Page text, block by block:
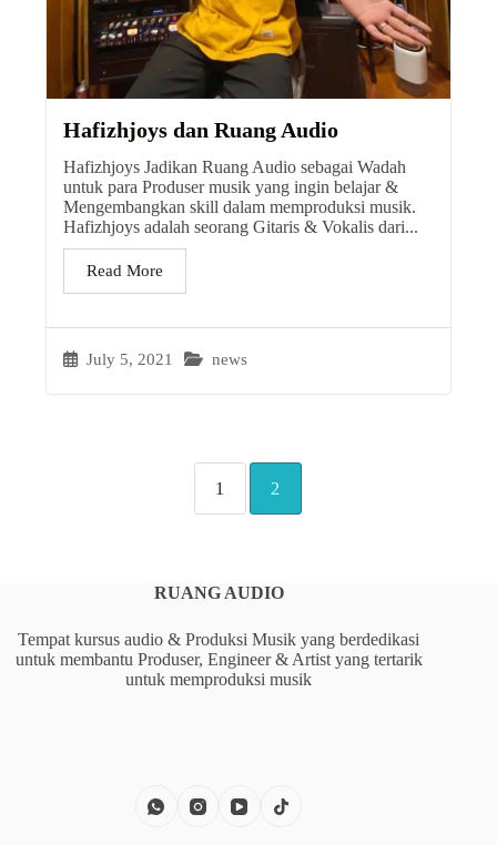
Hafizhjoys dan Ruang Audio
July 5, 2021 news
Hafizhjoys Jadikan Ruang Audio sebagai Wadah
untuk para Produser musik yang ingin belajar &
Mengembangkan skill dalam memproduksi musik.
Hafizhjoys adalah seorang Gitaris & Vokalis dari...
Read More
1 2
RUANG AUDIO
Tempat kursus audio & Produksi Musik yang berdedikasi
untuk membantu Produser, Engineer & Artist yang tertarik
untuk memproduksi musik